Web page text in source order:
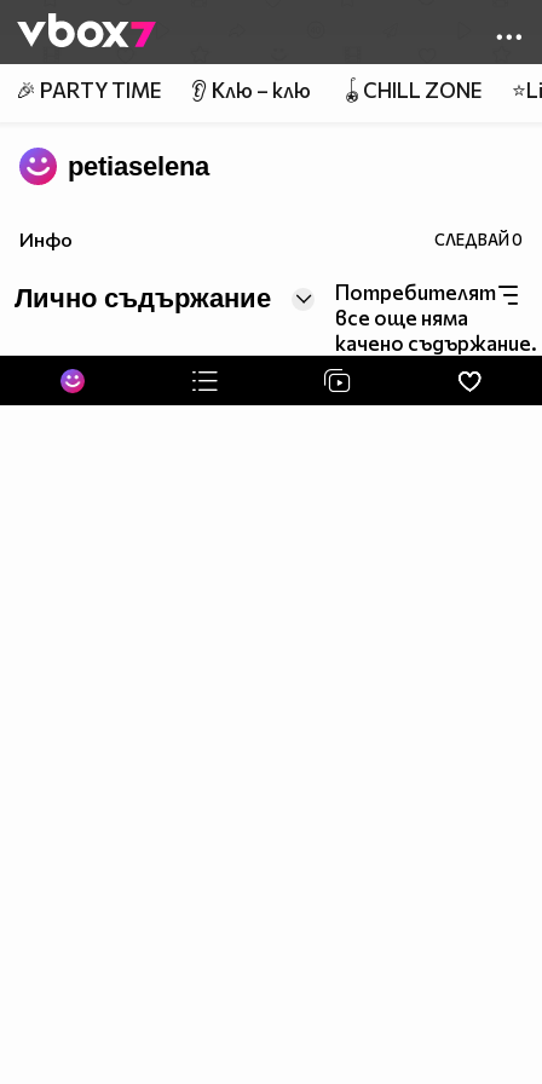
👾
🎉 PARTY TIME 👂 Клю – клю 🪀CHILL ZONE
petiaselena
Инфо СЛЕДВАЙ0
Лично съдържание
Потребителят
все още няма
качено съдържание.